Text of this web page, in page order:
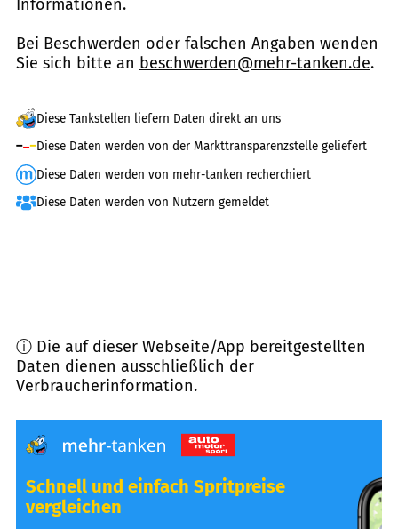
Informationen.
Bei Beschwerden oder falschen Angaben wenden
Sie sich bitte an beschwerden@mehr-tanken.de.
Diese Tankstellen liefern Daten direkt an uns
Diese Daten werden von der Markttransparenzstelle geliefert
Diese Daten werden von mehr-tanken recherchiert
Diese Daten werden von Nutzern gemeldet
ⓘ Die auf dieser Webseite/App bereitgestellten
Daten dienen ausschließlich der
Verbraucherinformation.
Schnell und einfach Spritpreise
vergleichen